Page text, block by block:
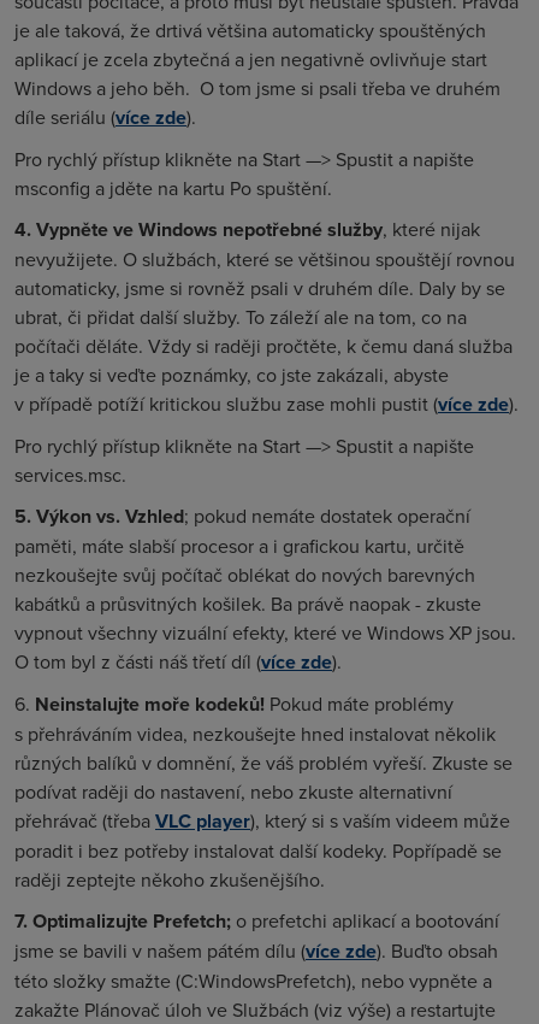
je ale taková, že drtivá většina automaticky spouštěných
aplikací je zcela zbytečná a jen negativně ovlivňuje start
Windows a jeho běh. O tom jsme si psali třeba ve druhém
díle seriálu (více zde).
Pro rychlý přístup klikněte na Start —> Spustit a napište
msconfig a jděte na kartu Po spuštění.
4. Vypněte ve Windows nepotřebné služby, které nijak
nevyužijete. O službách, které se většinou spouštějí rovnou
automaticky, jsme si rovněž psali v druhém díle. Daly by se
ubrat, či přidat další služby. To záleží ale na tom, co na
počítači děláte. Vždy si raději pročtěte, k čemu daná služba
je a taky si veďte poznámky, co jste zakázali, abyste
v případě potíží kritickou službu zase mohli pustit (více zde).
Pro rychlý přístup klikněte na Start —> Spustit a napište
services.msc.
5. Výkon vs. Vzhled; pokud nemáte dostatek operační
paměti, máte slabší procesor a i grafickou kartu, určitě
nezkoušejte svůj počítač oblékat do nových barevných
kabátků a průsvitných košilek. Ba právě naopak - zkuste
vypnout všechny vizuální efekty, které ve Windows XP jsou.
O tom byl z části náš třetí díl (více zde).
6. Neinstalujte moře kodeků! Pokud máte problémy
s přehráváním videa, nezkoušejte hned instalovat několik
různých balíků v domnění, že váš problém vyřeší. Zkuste se
podívat raději do nastavení, nebo zkuste alternativní
přehrávač (třebaVLC player), který si s vaším videem může
poradit i bez potřeby instalovat další kodeky. Popřípadě se
raději zeptejte někoho zkušenějšího.
7. Optimalizujte Prefetch; o prefetchi aplikací a bootování
jsme se bavili v našem pátém dílu (více zde). Buďto obsah
této složky smažte (C:WindowsPrefetch), nebo vypněte a
zakažte Plánovač úloh ve Službách (viz výše) a restartujte